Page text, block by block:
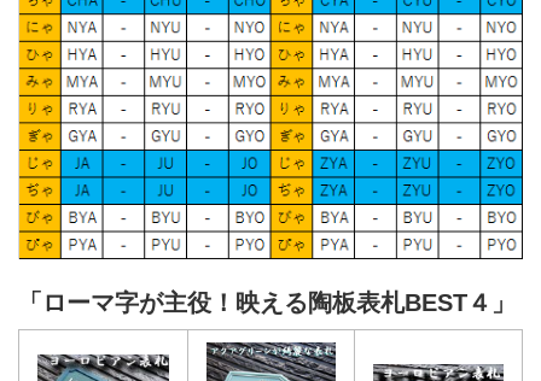
「ローマ字が主役！映える陶板表札BEST４」